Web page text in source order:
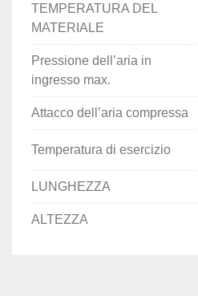
TEMPERATURA DEL
MATERIALE
Pressione dell’aria in
ingresso max.
Attacco dell’aria compressa
Temperatura di esercizio
LUNGHEZZA
ALTEZZA